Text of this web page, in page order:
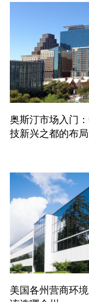
奥斯汀市场入门
技新兴之都的布
美国各州营商环